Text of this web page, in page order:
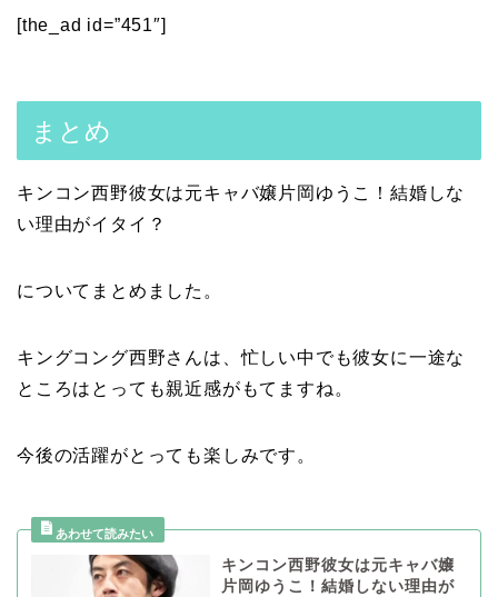
[the_ad id=”451″]
まとめ
キンコン西野彼女は元キャバ嬢片岡ゆうこ！結婚しな
い理由がイタイ？
についてまとめました。
キングコング西野さんは、忙しい中でも彼女に一途な
ところはとっても親近感がもてますね。
今後の活躍がとっても楽しみです。
キンコン西野彼女は元キャバ嬢
片岡ゆうこ！結婚しない理由が